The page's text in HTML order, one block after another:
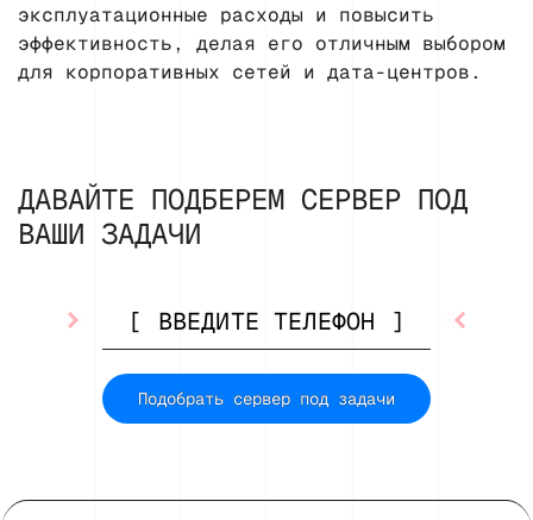
эксплуатационные расходы и повысить
эффективность, делая его отличным выбором
для корпоративных сетей и дата-центров.
ДАВАЙТЕ ПОДБЕРЕМ СЕРВЕР ПОД
ВАШИ ЗАДАЧИ
Подобрать сервер под задачи